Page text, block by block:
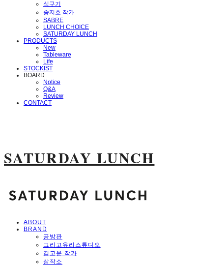
식구기
송지호 작가
SABRE
LUNCH CHOICE
SATURDAY LUNCH
PRODUCTS
New
Tableware
Life
STOCKIST
BOARD
Notice
Q&A
Review
CONTACT
SATURDAY LUNCH
ABOUT
BRAND
공방판
그리고유리스튜디오
김고운 작가
삼작소